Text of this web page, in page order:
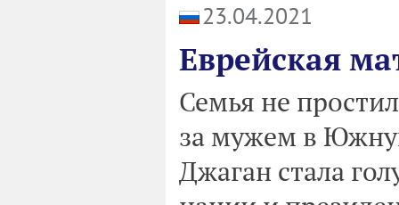
23.04.2021
Еврейская
Семья не
за мужем в
Джаган стала